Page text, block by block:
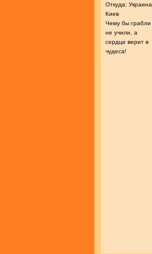
Откуда: Украина,
Киев
Чему бы грабли
не учили, а
сердце верит в
чудеса!